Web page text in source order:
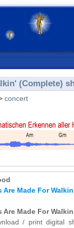
(Complete)
concert
Are Made For
Are Made For
/ print digital